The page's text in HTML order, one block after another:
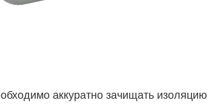
аккуратно зачищать изоляцию